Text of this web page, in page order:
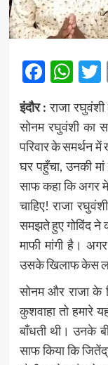
इंदौर : राजा
सोनम रघुवंशी का
परिवार के समर्थन
घर पहुँचा, उनकी
साफ कहा कि अगर
चाहिए! राजा
समझते हुए गोविंद ने
माफी मांगी है।
उसके खिलाफ केस
सोनम और राजा के
कुशवाहा तो हमारे
बाँधती थी। उनके
साफ किया कि